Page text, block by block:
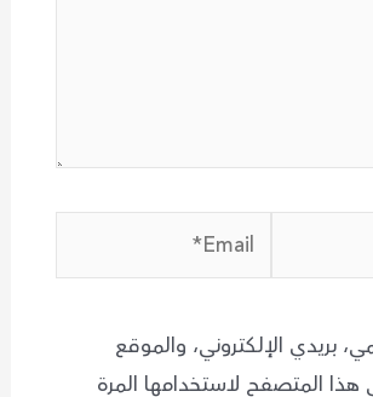
Email*
بريدي الإلكتروني، والموقع
هذا المتصفح لاستخدامها المرة